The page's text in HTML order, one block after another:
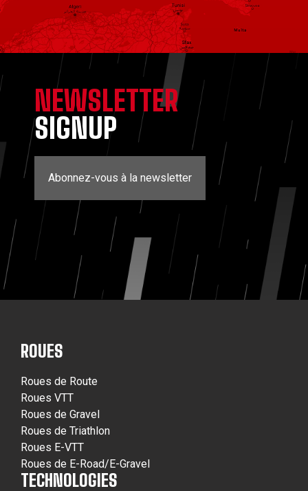
NEWSLETTER
SIGNUP
Abonnez-vous à la newsletter
ROUES
Roues de Route
Roues VTT
Roues de Gravel
Roues de Triathlon
Roues E-VTT
Roues de E-Road/E-Gravel
TECHNOLOGIES